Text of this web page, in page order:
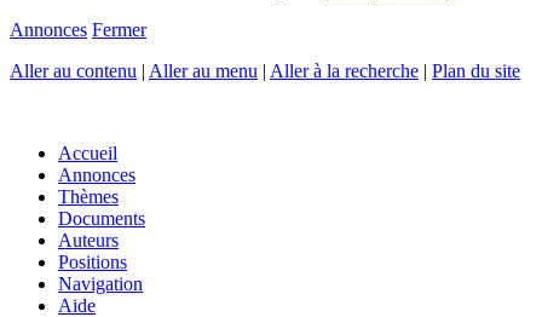
Annonces Fermer
Aller au contenu | Aller au menu | Aller à la recherche | Plan du site
Accueil
Annonces
Thèmes
Documents
Auteurs
Positions
Navigation
Aide